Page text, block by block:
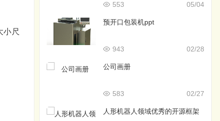
小尺
05/04
553
预开口包装机ppt
02/28
943
公司画册
02/27
583
人形机器人领域优秀的开源框架